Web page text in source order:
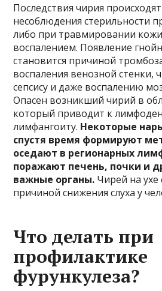
Последствия чирия
несоблюдения стерильности
либо при травмировании
воспалением. Появление
становится причиной
воспаления венозной стенки,
сепсису и даже воспалению
Опасен возникший чирий в
который приводит к
лимфангоиту. Некоторые
спустя время формируют
оседают в регионарных
поражают печень, почки и
важные органы. Чирей на ухе
причиной снижения слуха у
Что делать при
профилактике
фурункулеза?